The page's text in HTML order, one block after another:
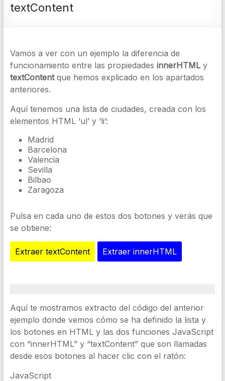
textContent
Vamos a ver con un ejemplo la diferencia de
funcionamiento entre las propiedades innerHTMLy
textContentque hemos explicado en los apartados
anteriores.
Aquí tenemos una lista de ciudades, creada con los
elementos HTML ‘ul’ y ‘li’:
Madrid
Barcelona
Valencia
Sevilla
Bilbao
Zaragoza
Pulsa en cada uno de estos dos botones y verás que
se obtiene:
Extraer textContent Extraer innerHTML
Aquí te mostramos extracto del código del anterior
ejemplo donde vemos cómo se ha definido la lista y
los botones en HTML y las dos funciones JavaScript
con “innerHTML” y “textContent” que son llamadas
desde esos botones al hacer clic con el ratón:
JavaScript